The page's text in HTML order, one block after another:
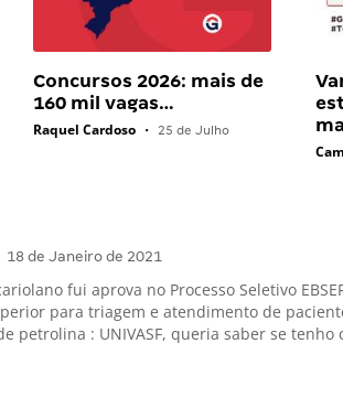
Concursos 2026: mais de
160 mil vagas…
Raquel Cardoso • 25 de Julho
18 de Janeiro de 2021
fui aprova no Processo Seletivo
para triagem e atendimento de
petrolina : UNIVASF, queria saber se tenho